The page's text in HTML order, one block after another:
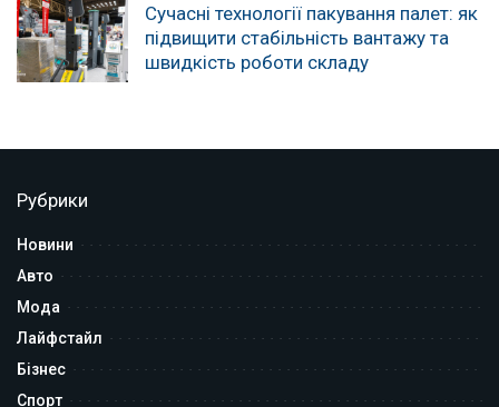
Сучасні технології пакування палет: як
підвищити стабільність вантажу та
швидкість роботи складу
Рубрики
Новини
Авто
Мода
Лайфстайл
Бізнес
Спорт